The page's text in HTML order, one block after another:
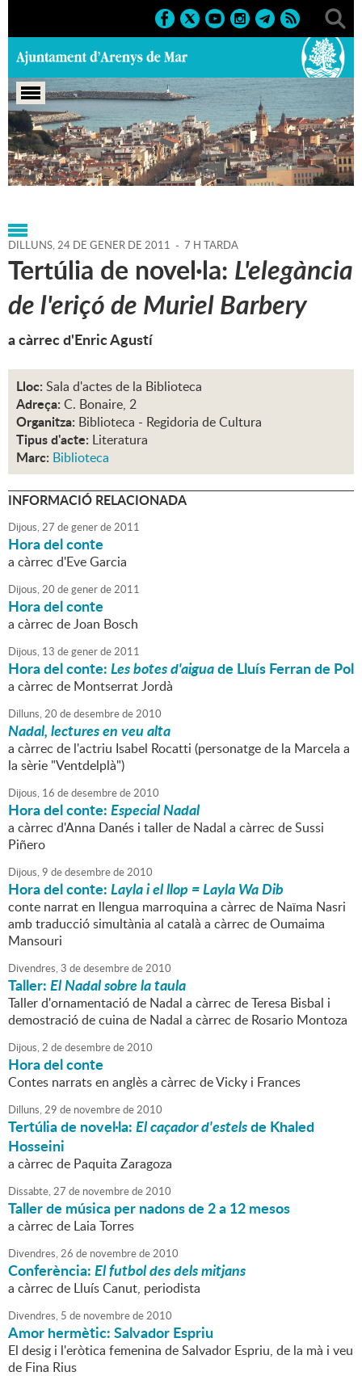
Portada > Regidories > Cultura > Biblioteca P. Fidel
Fita > Agenda > 24-01-2011
DILLUNS,24 DE GENER DE 2011 - 7 H TARDA
Tertúlia de novel·la: L'elegància
de l'eriçó de Muriel Barbery
a càrrec d'Enric Agustí
Lloc: Sala d'actes de la Biblioteca
Adreça: C. Bonaire, 2
Organitza: Biblioteca - Regidoria de Cultura
Tipus d'acte: Literatura
Marc: Biblioteca
INFORMACIÓ RELACIONADA
Dijous,27 degenerde2011
Hora del conte
a càrrec d'Eve Garcia
Dijous,20 degenerde2011
Hora del conte
a càrrec de Joan Bosch
Dijous, 13 degenerde2011
Hora del conte:Les botes d'aiguade Lluís Ferran de Pol
a càrrec de Montserrat Jordà
Dilluns,20 dedesembrede2010
Nadal, lectures en veu alta
a càrrec de l'actriu Isabel Rocatti (personatge de la Marcela a
la sèrie "Ventdelplà")
Dijous, 16 dedesembrede2010
Hora del conte:Especial Nadal
a càrrec d'Anna Danés i taller de Nadal a càrrec de Sussi
Piñero
Dijous,9 dedesembrede2010
Hora del conte:Layla i el llop = Layla Wa Dib
conte narrat en llengua marroquina a càrrec de Naïma Nasri
amb traducció simultània al català a càrrec de Oumaima
Mansouri
Divendres,3 dedesembrede2010
Taller:El Nadal sobre la taula
Taller d'ornamentació de Nadal a càrrec de Teresa Bisbal i
demostració de cuina de Nadal a càrrec de Rosario Montoza
Dijous,2 dedesembrede2010
Hora del conte
Contes narrats en anglès a càrrec de Vicky i Frances
Dilluns,29 de novembrede2010
Tertúlia de novel·la:El caçador d'estelsde Khaled
Hosseini
a càrrec de Paquita Zaragoza
Dissabte,27 de novembrede2010
Taller de música per nadons de 2 a 12 mesos
a càrrec de Laia Torres
Divendres,26 de novembrede2010
Conferència:El futbol des dels mitjans
a càrrec de Lluís Canut, periodista
Divendres, 5 de novembrede2010
Amor hermètic: Salvador Espriu
El desig i l'eròtica femenina de Salvador Espriu, de la mà i veu
de Fina Rius